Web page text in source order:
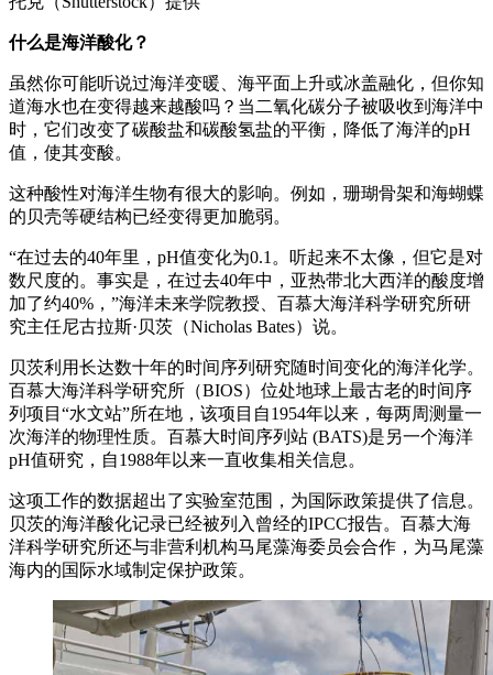
什么是海洋酸化？
虽然你可能听说过海洋变暖、海平面上升或冰盖融化，但你知
道海水也在变得越来越酸吗？当二氧化碳分子被吸收到海洋中
时，它们改变了碳酸盐和碳酸氢盐的平衡，降低了海洋的pH
值，使其变酸。
这种酸性对海洋生物有很大的影响。例如，珊瑚骨架和海蝴蝶
的贝壳等硬结构已经变得更加脆弱。
“在过去的40年里，pH值变化为0.1。听起来不太像，但它是对
数尺度的。事实是，在过去40年中，亚热带北大西洋的酸度增
加了约40%，”海洋未来学院教授、百慕大海洋科学研究所研
究主任尼古拉斯·贝茨（Nicholas Bates）说。
贝茨利用长达数十年的时间序列研究随时间变化的海洋化学。
百慕大海洋科学研究所（BIOS）位处地球上最古老的时间序
列项目“水文站”所在地，该项目自1954年以来，每两周测量一
次海洋的物理性质。百慕大时间序列站 (BATS)是另一个海洋
pH值研究，自1988年以来一直收集相关信息。
这项工作的数据超出了实验室范围，为国际政策提供了信息。
贝茨的海洋酸化记录已经被列入曾经的IPCC报告。百慕大海
洋科学研究所还与非营利机构马尾藻海委员会合作，为马尾藻
海内的国际水域制定保护政策。